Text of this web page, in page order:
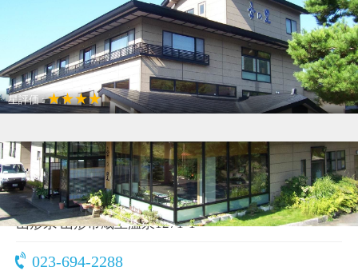
星評価 :★★★★
ゲレンデ近く
〒990-2301
山形県 山形市蔵王温泉1271-1
023-694-2288